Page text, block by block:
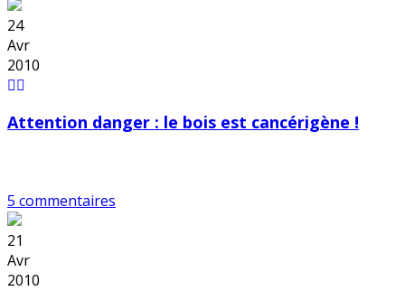
24
Avr
2010
Attention danger : le bois est cancérigène !
5 commentaires
21
Avr
2010